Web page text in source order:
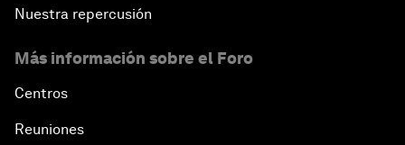
Nuestra repercusión
Más información sobre el Foro
Centros
Reuniones